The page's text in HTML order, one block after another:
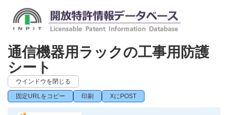
通信機器用ラックの工事用防護
シート
ウインドウを閉じる
固定URLをコピー 印刷 XにPOST